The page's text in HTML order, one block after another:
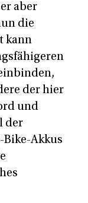
aber
die
kann
der hier
und
der
Bike-Akkus